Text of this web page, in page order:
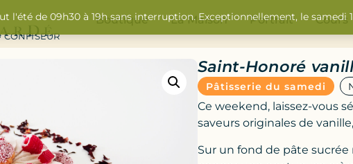
CONFISEUR
Boutique La Maison Portrait Cours
Saint-Honoré
Pâtisserie du samedi
Ce weekend, laissez-vous
saveurs originales de
Sur un fond de pâte
l'été de 09h30 à 19h sans interruption. Exceptionnellement, le samedi